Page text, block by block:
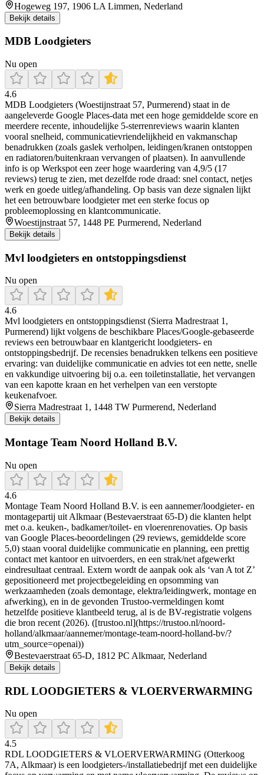
Hogeweg 197, 1906 LA Limmen, Nederland
Bekijk details
MDB Loodgieters
Nu open
4.6
MDB Loodgieters (Woestijnstraat 57, Purmerend) staat in de
aangeleverde Google Places-data met een hoge gemiddelde score en
meerdere recente, inhoudelijke 5-sterrenreviews waarin klanten
vooral snelheid, communicatievriendelijkheid en vakmanschap
benadrukken (zoals gaslek verholpen, leidingen/kranen ontstoppen
en radiatoren/buitenkraan vervangen of plaatsen). In aanvullende
info is op Werkspot een zeer hoge waardering van 4,9/5 (17
reviews) terug te zien, met dezelfde rode draad: snel contact, netjes
werk en goede uitleg/afhandeling. Op basis van deze signalen lijkt
het een betrouwbare loodgieter met een sterke focus op
probleemoplossing en klantcommunicatie.
Woestijnstraat 57, 1448 PE Purmerend, Nederland
Bekijk details
Mvl loodgieters en ontstoppingsdienst
Nu open
4.6
Mvl loodgieters en ontstoppingsdienst (Sierra Madrestraat 1,
Purmerend) lijkt volgens de beschikbare Places/Google-gebaseerde
reviews een betrouwbaar en klantgericht loodgieters- en
ontstoppingsbedrijf. De recensies benadrukken telkens een positieve
ervaring: van duidelijke communicatie en advies tot een nette, snelle
en vakkundige uitvoering bij o.a. een toiletinstallatie, het vervangen
van een kapotte kraan en het verhelpen van een verstopte
keukenafvoer.
Sierra Madrestraat 1, 1448 TW Purmerend, Nederland
Bekijk details
Montage Team Noord Holland B.V.
Nu open
4.6
Montage Team Noord Holland B.V. is een aannemer/loodgieter- en
montagepartij uit Alkmaar (Bestevaerstraat 65-D) die klanten helpt
met o.a. keuken-, badkamer/toilet- en vloerenrenovaties. Op basis
van Google Places-beoordelingen (29 reviews, gemiddelde score
5,0) staan vooral duidelijke communicatie en planning, een prettig
contact met kantoor en uitvoerders, en een strak/net afgewerkt
eindresultaat centraal. Extern wordt de aanpak ook als ‘van A tot Z’
gepositioneerd met projectbegeleiding en opsomming van
werkzaamheden (zoals demontage, elektra/leidingwerk, montage en
afwerking), en in de gevonden Trustoo-vermeldingen komt
hetzelfde positieve klantbeeld terug, al is de BV-registratie volgens
die bron recent (2026). ([trustoo.nl](https://trustoo.nl/noord-
holland/alkmaar/aannemer/montage-team-noord-holland-bv/?
utm_source=openai))
Bestevaerstraat 65-D, 1812 PC Alkmaar, Nederland
Bekijk details
RDL LOODGIETERS & VLOERVERWARMING
Nu open
4.5
RDL LOODGIETERS & VLOERVERWARMING (Otterkoog
7A, Alkmaar) is een loodgieters-/installatiebedrijf met een duidelijke